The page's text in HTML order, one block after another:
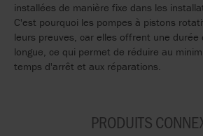
installées de manière fixe dans les
C'est pourquoi les pompes à pistons
leurs preuves, car elles offrent une durée
longue, ce qui permet de réduire au
temps d'arrêt et aux réparations.
PRODUITS